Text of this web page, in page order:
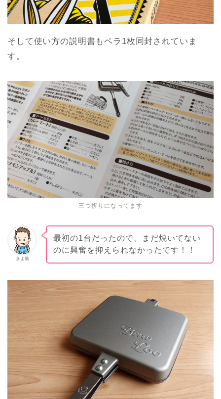
そして使い方の説明書もペラ1枚同封されていま
す。
三つ折りになってます
きよ助
最初の1台だったので、まだ焼いてない
のに興奮を抑えられなかったです！！